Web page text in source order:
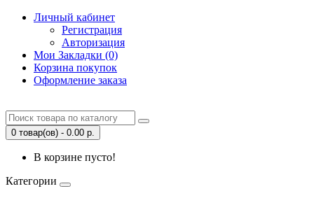
Личный кабинет
Регистрация
Авторизация
Мои Закладки (0)
Корзина покупок
Оформление заказа
0 товар(ов) - 0.00 р.
В корзине пусто!
Категории